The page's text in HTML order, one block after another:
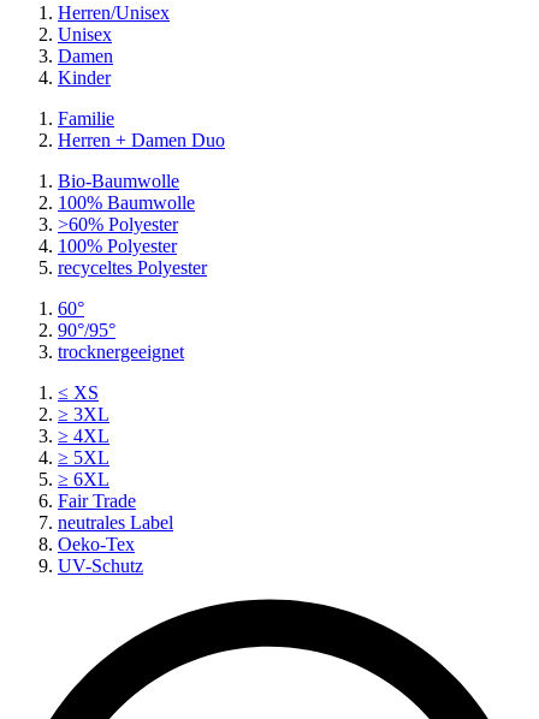
Herren/Unisex
Unisex
Damen
Kinder
Familie
Herren + Damen Duo
Bio-Baumwolle
100% Baumwolle
>60% Polyester
100% Polyester
recyceltes Polyester
60°
90°/95°
trocknergeeignet
≤ XS
≥ 3XL
≥ 4XL
≥ 5XL
≥ 6XL
Fair Trade
neutrales Label
Oeko-Tex
UV-Schutz